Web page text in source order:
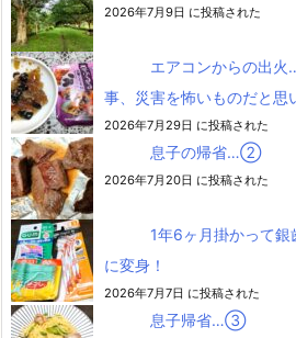
2026年7月9日 に投稿された
エアコンからの出
事、災害を怖いものだと思
2026年7月29日 に投稿された
息子の帰省…②
2026年7月20日 に投稿された
1年6ヶ月掛かって
に変身！
2026年7月7日 に投稿された
息子帰省…③